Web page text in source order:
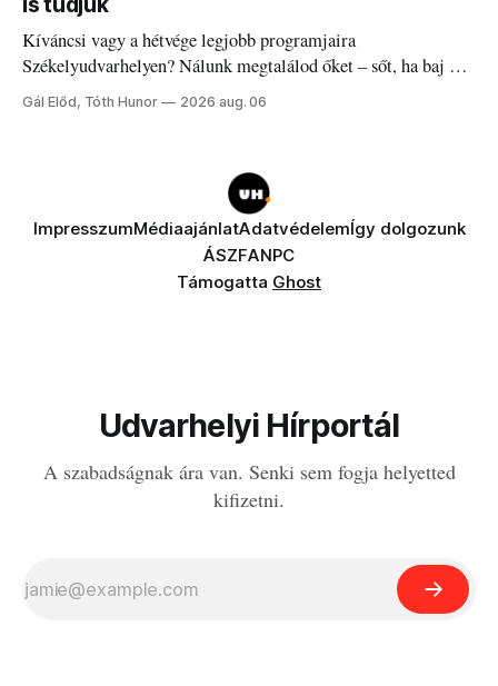
Kíváncsi vagy a hétvége legjobb programjaira
Székelyudvarhelyen? Nálunk megtalálod őket – sőt, ha baj van
a fogaddal, a fogorvosi ügyeletet is!
Gál Előd, Tóth Hunor 2026 aug. 06
ImpresszumMédiaajánlatAdatvédelemÍgy dolgozunk
ÁSZFANPC
Támogatta Ghost
Udvarhelyi Hírportál
A szabadságnak ára van. Senki sem fogja helyetted
kifizetni.